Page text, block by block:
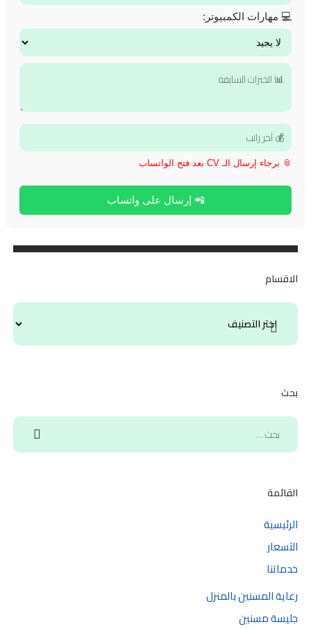
💻 مهارات الكمبيوتر:
📎 برجاء إرسال الـ CV بعد فتح الواتساب
📲 إرسال على واتساب
الاقسام
بحث
القائمة
الرئيسية
الآسعار
خدماتنا
رعاية المسنين بالمنزل
جليسة مسنين